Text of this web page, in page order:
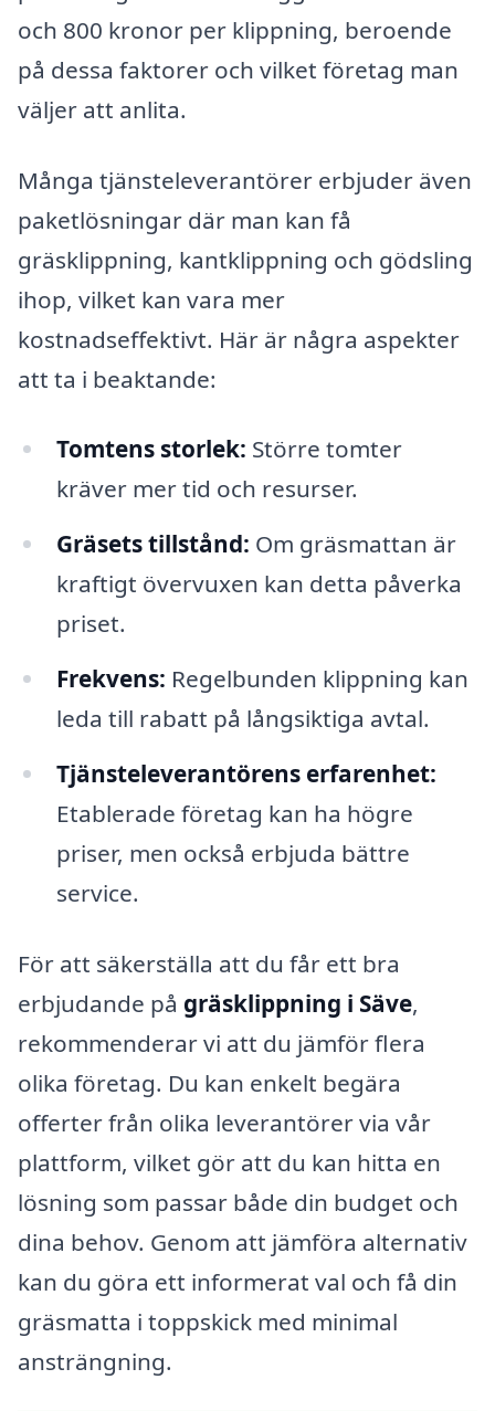
och 800 kronor per klippning, beroende
på dessa faktorer och vilket företag man
väljer att anlita.
Många tjänsteleverantörer erbjuder även
paketlösningar där man kan få
gräsklippning, kantklippning och gödsling
ihop, vilket kan vara mer
kostnadseffektivt. Här är några aspekter
att ta i beaktande:
Tomtens storlek: Större tomter
kräver mer tid och resurser.
Gräsets tillstånd: Om gräsmattan är
kraftigt övervuxen kan detta påverka
priset.
Frekvens: Regelbunden klippning kan
leda till rabatt på långsiktiga avtal.
Tjänsteleverantörens erfarenhet:
Etablerade företag kan ha högre
priser, men också erbjuda bättre
service.
För att säkerställa att du får ett bra
erbjudande på gräsklippning i Säve,
rekommenderar vi att du jämför flera
olika företag. Du kan enkelt begära
offerter från olika leverantörer via vår
plattform, vilket gör att du kan hitta en
lösning som passar både din budget och
dina behov. Genom att jämföra alternativ
kan du göra ett informerat val och få din
gräsmatta i toppskick med minimal
ansträngning.